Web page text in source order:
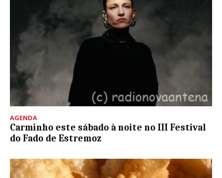
AGENDA
Carminho este sábado à noite no III Festival
do Fado de Estremoz